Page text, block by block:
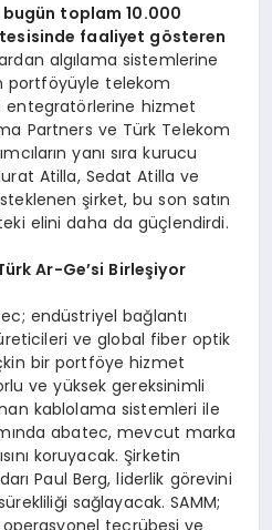
bugün toplam 10.000
faaliyet gösteren
algılama sistemlerine
portföyüyle telekom
hizmet
Partners ve Türk Telekom
yanı sıra kurucu
Atilla, Sedat Atilla ve
şirket, bu son satın
elini daha da güçlendirdi.
Ar-Ge’si Birleşiyor
endüstriyel bağlantı
ve global fiber optik
bir portföye hizmet
ve yüksek gereksinimli
kablolama sistemleri ile
abatec, mevcut marka
koruyacak. Şirketin
Paul Berg, liderlik görevini
sağlayacak. SAMM;
tecrübesi ve